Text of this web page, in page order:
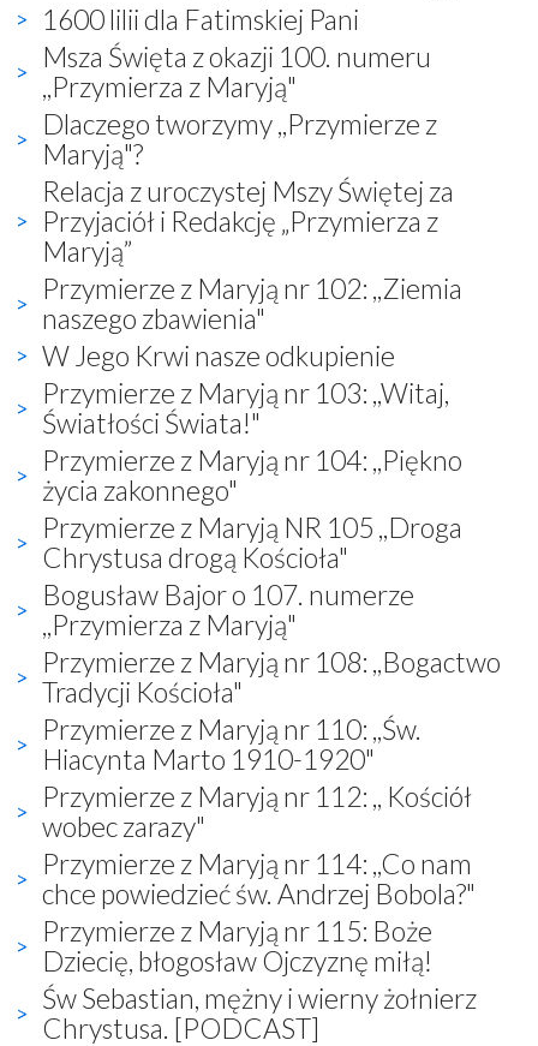
1600 lilii dla Fatimskiej Pani
Msza Święta z okazji 100. numeru
,,Przymierza z Maryją"
Dlaczego tworzymy ,,Przymierze z
Maryją"?
Relacja z uroczystej Mszy Świętej za
Przyjaciół i Redakcję „Przymierza z
Maryją”
Przymierze z Maryją nr 102: ,,Ziemia
naszego zbawienia"
W Jego Krwi nasze odkupienie
Przymierze z Maryją nr 103: ,,Witaj,
Światłości Świata!"
Przymierze z Maryją nr 104: ,,Piękno
życia zakonnego"
Przymierze z Maryją NR 105 ,,Droga
Chrystusa drogą Kościoła"
Bogusław Bajor o 107. numerze
,,Przymierza z Maryją"
Przymierze z Maryją nr 108: ,,Bogactwo
Tradycji Kościoła"
Przymierze z Maryją nr 110: ,,Św.
Hiacynta Marto 1910-1920"
Przymierze z Maryją nr 112: ,, Kościół
wobec zarazy"
Przymierze z Maryją nr 114: ,,Co nam
chce powiedzieć św. Andrzej Bobola?"
Przymierze z Maryją nr 115: Boże
Dziecię, błogosław Ojczyznę miłą!
Św Sebastian, mężny i wierny żołnierz
Chrystusa. [PODCAST]